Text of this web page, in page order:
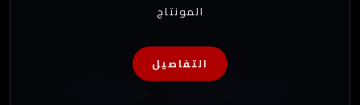
المونتاج
التفاصيل
بعض الإحصائيات عن شركتنا